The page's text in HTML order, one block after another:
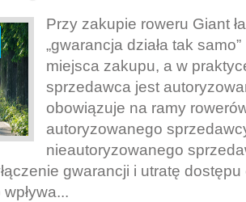
Przy zakupie roweru Giant
„gwarancja działa tak
miejsca zakupu, a w
sprzedawca jest
obowiązuje na ramy
autoryzowanego
nieautoryzowanego
gwarancji i utratę